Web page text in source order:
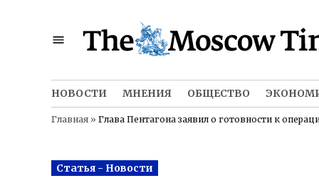
НОВОСТИ МНЕНИЯ ОБЩЕСТВО
Главная » Глава Пентагона заявил о готовности к
Posted
in
Статья - Новости